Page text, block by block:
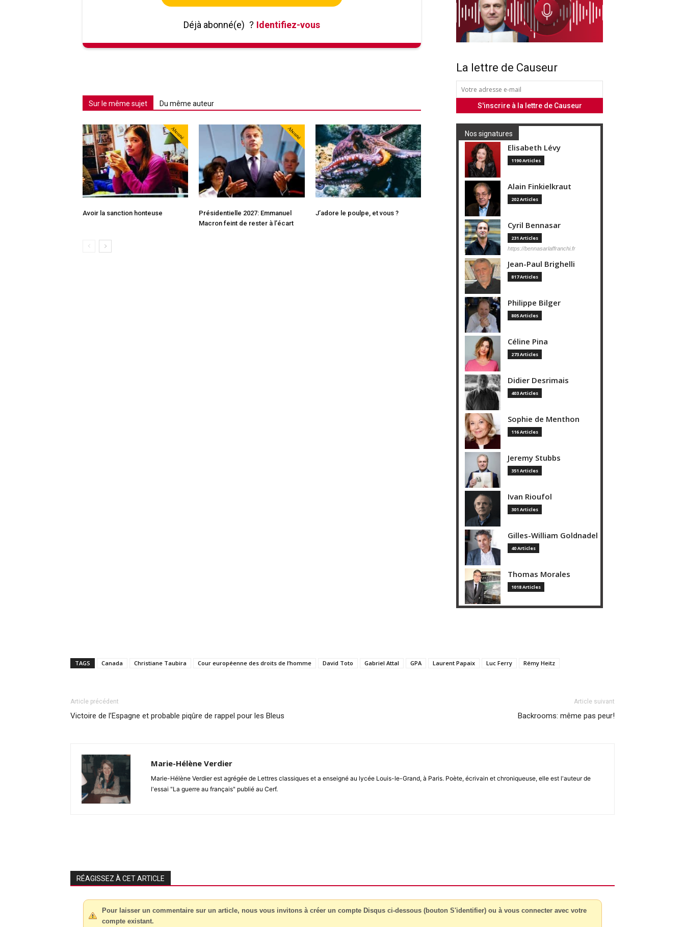
Déjà abonné(e) ? Identifiez-vous
Sur le même sujet Du même auteur
Abonné
Avoir la sanction honteuse
Abonné
Présidentielle 2027: Emmanuel
Macron feint de rester à l’écart
J’adore le poulpe, et vous ?
La lettre de Causeur
Nos signatures
Elisabeth Lévy
1190 Articles
Alain Finkielkraut
202 Articles
Cyril Bennasar
231 Articles
https://bennasarlaffranchi.fr
Jean-Paul Brighelli
817 Articles
Philippe Bilger
805 Articles
Céline Pina
273 Articles
Didier Desrimais
403 Articles
Sophie de Menthon
116 Articles
Jeremy Stubbs
351 Articles
Ivan Rioufol
301 Articles
Gilles-William Goldnadel
40 Articles
Thomas Morales
1018 Articles
TAGS Canada Christiane Taubira Cour européenne des droits de l’homme David Toto Gabriel Attal GPA Laurent Papaix Luc Ferry Rémy Heitz
Article précédent
Victoire de l’Espagne et probable piqûre de rappel pour les Bleus
Article suivant
Backrooms: même pas peur!
Marie-Hélène Verdier
Marie-Hélène Verdier est agrégée de Lettres classiques et a enseigné au lycée Louis-le-Grand, à Paris. Poète, écrivain et chroniqueuse, elle est l'auteur de
l'essai "La guerre au français" publié au Cerf.
RÉAGISSEZ À CET ARTICLE
Pour laisser un commentaire sur un article, nous vous invitons à créer un compte Disqus ci-dessous (bouton S'identifier) ou à vous connecter avec votre
compte existant.